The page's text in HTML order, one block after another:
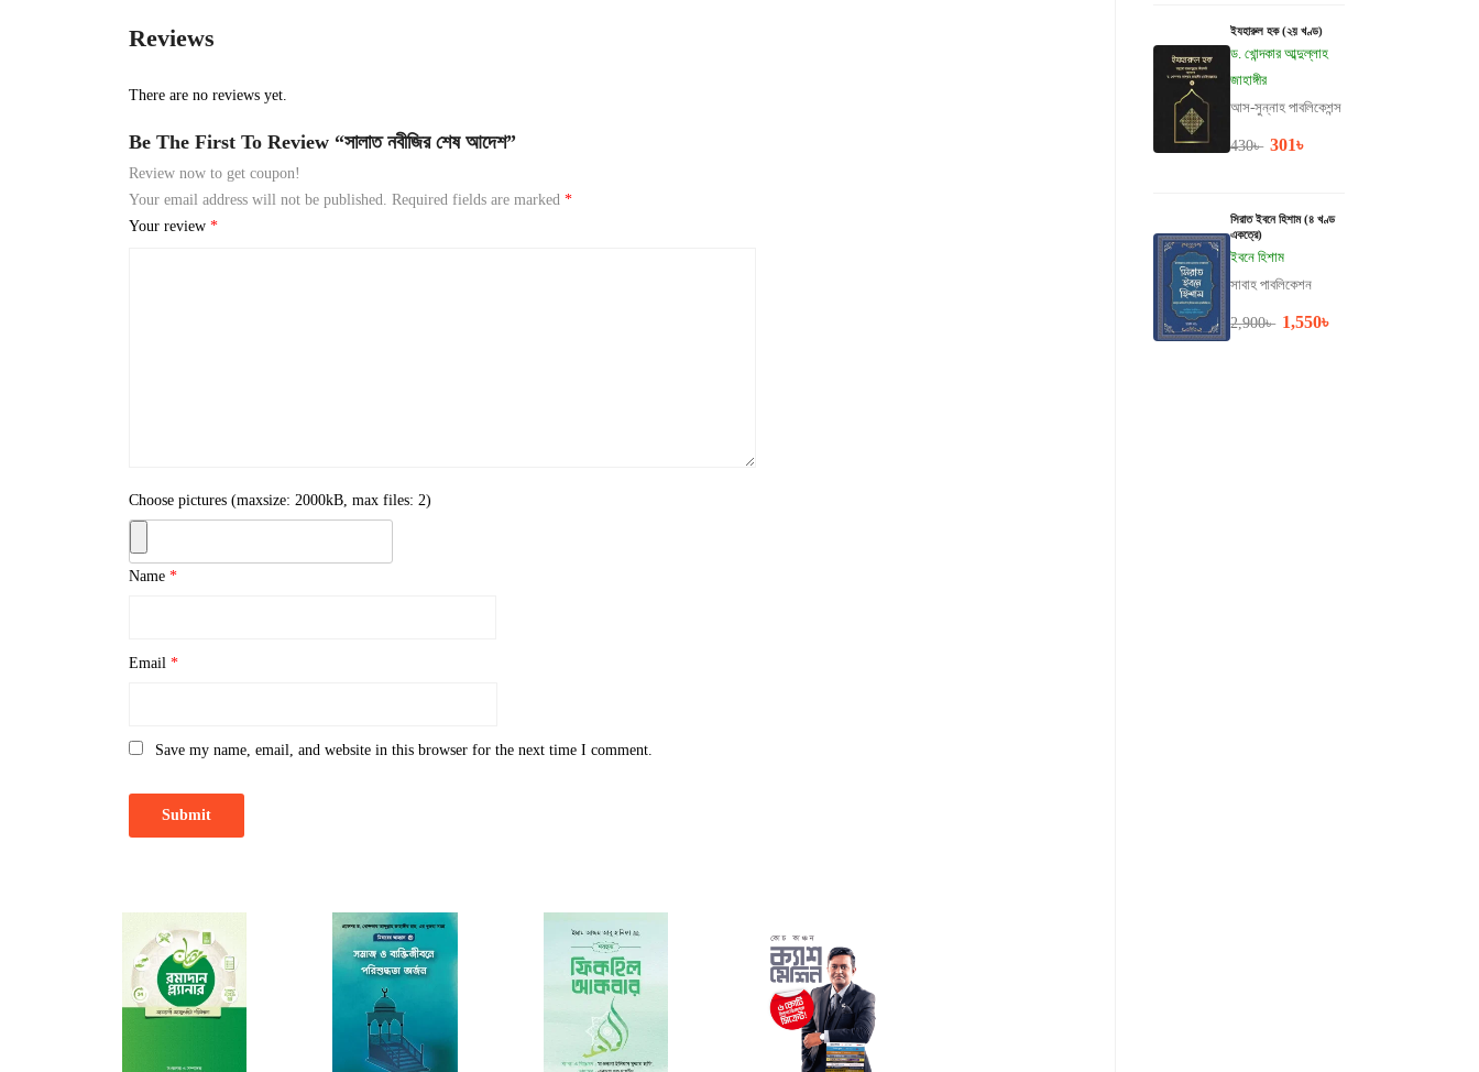
ইযহারুল হক (২য় খণ্ড)
ড. খোন্দকার আব্দুল্লাহ
জাহাঙ্গীর
আস-সুন্নাহ পাবলিকেশন্স
430৳ 301৳
সিরাত ইবনে হিশাম (৪ খণ্ড
একত্রে)
ইবনে হিশাম
সাবাহ পাবলিকেশন
2,900৳ 1,550৳
Reviews
There are no reviews yet.
Be The First To Review “সালাত নবীজির শেষ আদেশ”
Review now to get coupon!
Your email address will not be published.
Required fields are marked*
Your review*
Choose pictures (maxsize: 2000kB, max files: 2)
Name*
Email*
Save my name, email, and website in this browser for the next time I comment.